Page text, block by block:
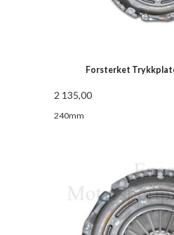
Forsterket
2 135,00
240mm